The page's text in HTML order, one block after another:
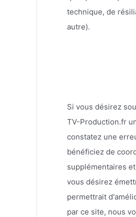
technique, de
autre).
Si vous désirez
TV-Production.fr
constatez une
bénéficiez de
supplémentaires
vous désirez
permettrait
par ce site, nous